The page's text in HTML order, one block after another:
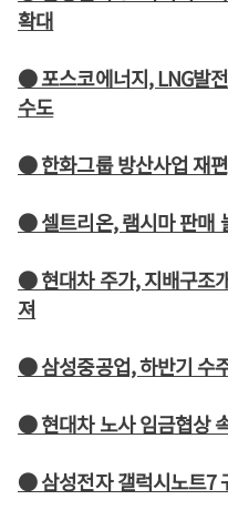
확대
● 포스코에너지, LNG발
수도
● 한화그룹 방산사업 재
● 셀트리온, 램시마 판매
● 현대차 주가, 지배구조
져
● 삼성중공업, 하반기 수
● 현대차 노사 임금협상
● 삼성전자 갤럭시노트7